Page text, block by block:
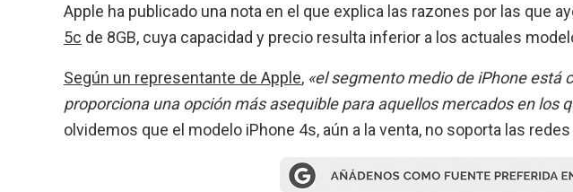
Apple ha publicado una nota en el que explica las razones por las que
5c de 8GB, cuya capacidad y precio resulta inferior a los actuales
Según un representante de Apple, «el segmento medio de iPhone está
proporciona una opción más asequible para aquellos mercados en los
olvidemos que el modelo iPhone 4s, aún a la venta, no soporta las redes